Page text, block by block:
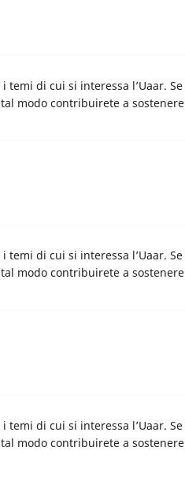
di cui si interessa l’Uaar. Se
modo contribuirete a sostenere
di cui si interessa l’Uaar. Se
modo contribuirete a sostenere
di cui si interessa l’Uaar. Se
modo contribuirete a sostenere